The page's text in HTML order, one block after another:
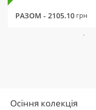
РАЗОМ - 2105.10 грн
Осіння колекція